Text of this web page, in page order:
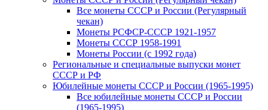
Все монеты СССР и России (Регулярный
чекан)
Монеты РСФСР-СССР 1921-1957
Монеты СССР 1958-1991
Монеты России (с 1992 года)
Региональные и специальные выпуски монет
СССР и РФ
Юбилейные монеты СССР и России (1965-1995)
Все юбилейные монеты СССР и России
(1965-1995)